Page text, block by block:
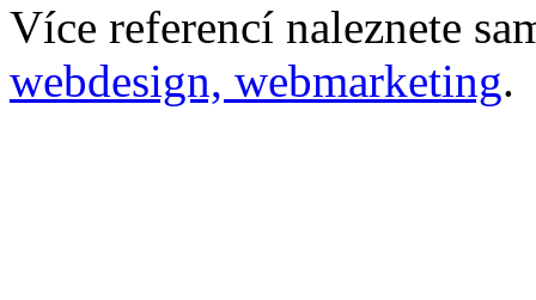
Více referencí naleznete
webdesign, webmarketing.